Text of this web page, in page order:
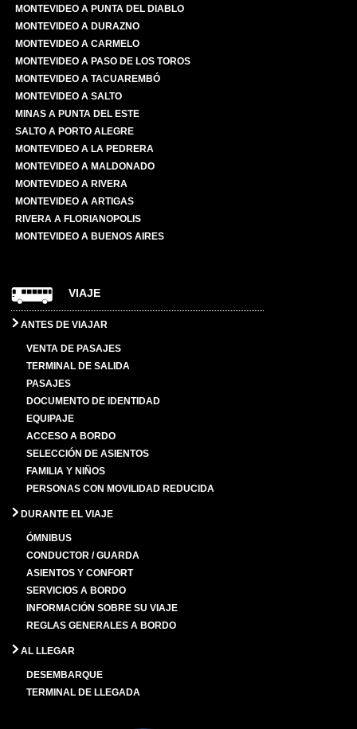
MONTEVIDEO A PUNTA DEL DIABLO
MONTEVIDEO A DURAZNO
MONTEVIDEO A CARMELO
MONTEVIDEO A PASO DE LOS TOROS
MONTEVIDEO A TACUAREMBÓ
MONTEVIDEO A SALTO
MINAS A PUNTA DEL ESTE
SALTO A PORTO ALEGRE
MONTEVIDEO A LA PEDRERA
MONTEVIDEO A MALDONADO
MONTEVIDEO A RIVERA
MONTEVIDEO A ARTIGAS
RIVERA A FLORIANOPOLIS
MONTEVIDEO A BUENOS AIRES
VIAJE
ANTES DE VIAJAR
VENTA DE PASAJES
TERMINAL DE SALIDA
PASAJES
DOCUMENTO DE IDENTIDAD
EQUIPAJE
ACCESO A BORDO
SELECCIÓN DE ASIENTOS
FAMILIA Y NIÑOS
PERSONAS CON MOVILIDAD REDUCIDA
DURANTE EL VIAJE
ÓMNIBUS
CONDUCTOR / GUARDA
ASIENTOS Y CONFORT
SERVICIOS A BORDO
INFORMACIÓN SOBRE SU VIAJE
REGLAS GENERALES A BORDO
AL LLEGAR
DESEMBARQUE
TERMINAL DE LLEGADA